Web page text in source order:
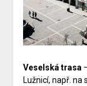
Veselská trasa
Lužnicí, např. na